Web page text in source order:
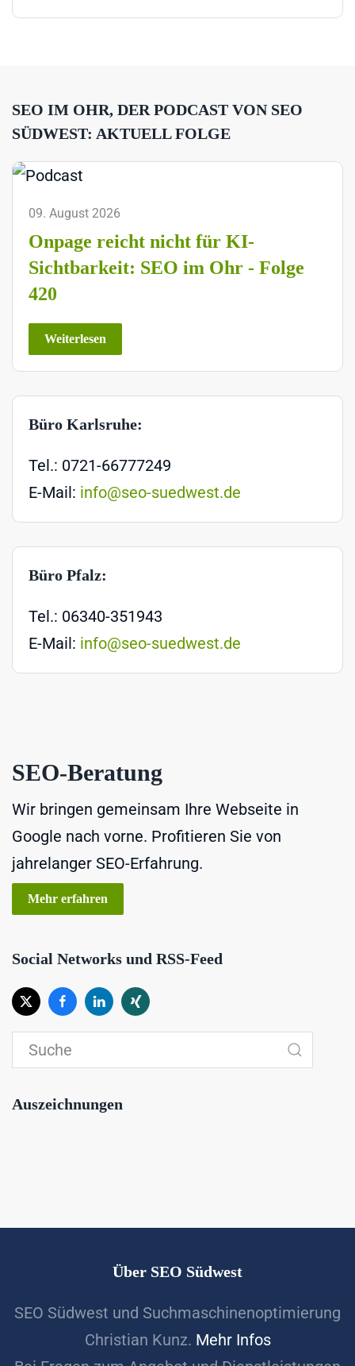
SEO IM OHR, DER PODCAST VON SEO
SÜDWEST: AKTUELL FOLGE
09. August 2026
Onpage reicht nicht für KI-
Sichtbarkeit: SEO im Ohr - Folge
420
Weiterlesen
Büro Karlsruhe:
Tel.: 0721-66777249
E-Mail: info@seo-suedwest.de
Büro Pfalz:
Tel.: 06340-351943
E-Mail: info@seo-suedwest.de
SEO-Beratung
Wir bringen gemeinsam Ihre Webseite in
Google nach vorne. Profitieren Sie von
jahrelanger SEO-Erfahrung.
Mehr erfahren
Social Networks und RSS-Feed
Auszeichnungen
Über SEO Südwest
SEO Südwest und Suchmaschinenoptimierung
Christian Kunz. Mehr Infos